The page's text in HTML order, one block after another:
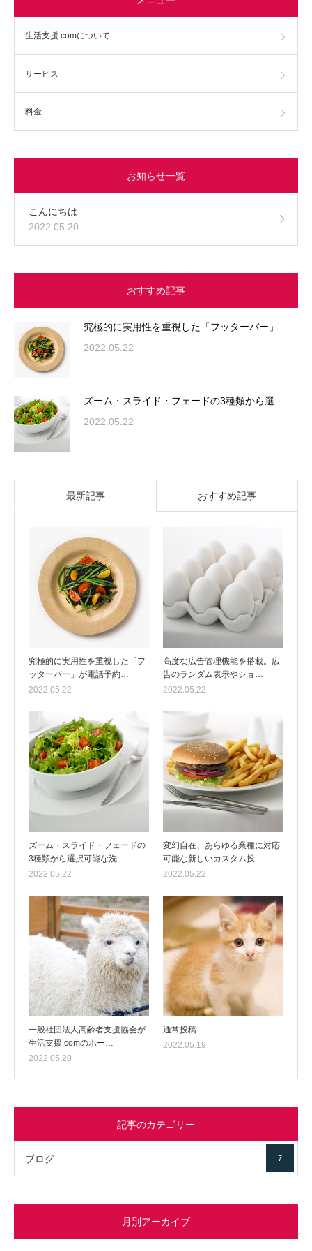
生活支援.comについて
サービス
料金
お知らせ一覧
こんにちは
2022.05.20
おすすめ記事
究極的に実用性を重視した「フッターバー」…
2022.05.22
ズーム・スライド・フェードの3種類から選…
2022.05.22
最新記事 おすすめ記事
究極的に実用性を重視した「フ
ッターバー」が電話予約…
2022.05.22
高度な広告管理機能を搭載。広
告のランダム表示やショ…
2022.05.22
ズーム・スライド・フェードの
3種類から選択可能な洗…
2022.05.22
変幻自在、あらゆる業種に対応
可能な新しいカスタム投…
2022.05.22
一般社団法人高齢者支援協会が
生活支援.comのホー…
2022.05.20
通常投稿
2022.05.19
記事のカテゴリー
ブログ 7
月別アーカイブ